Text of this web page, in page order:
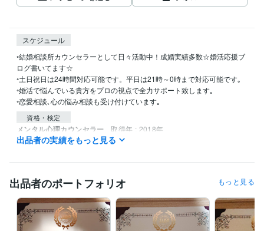
スケジュール
◦結婚相談所カウンセラーとして日々活動中！成婚実績多数☆婚活応援ブ
ログ書いてます☆
◦土日祝日は24時間対応可能です。平日は21時～0時まで対応可能です｡
◦婚活で悩んでいる貴方をプロの視点で全力サポート致します｡
◦恋愛相談､心の悩み相談も受け付けています｡
資格・検定
メンタル心理カウンセラー 取得年 : 2018年
ポジティブ心理学実践インストラクター
得意分野
人間関係 相談
婚活 恋愛 悩み 人間関係 話相手 愚痴聞き
出品者の実績をもっと見る
出品者のポートフォリオ もっと見る